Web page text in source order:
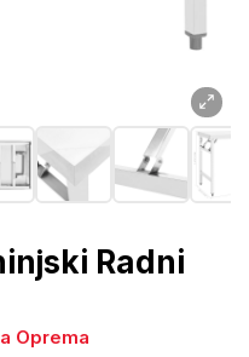
Radni
Oprema